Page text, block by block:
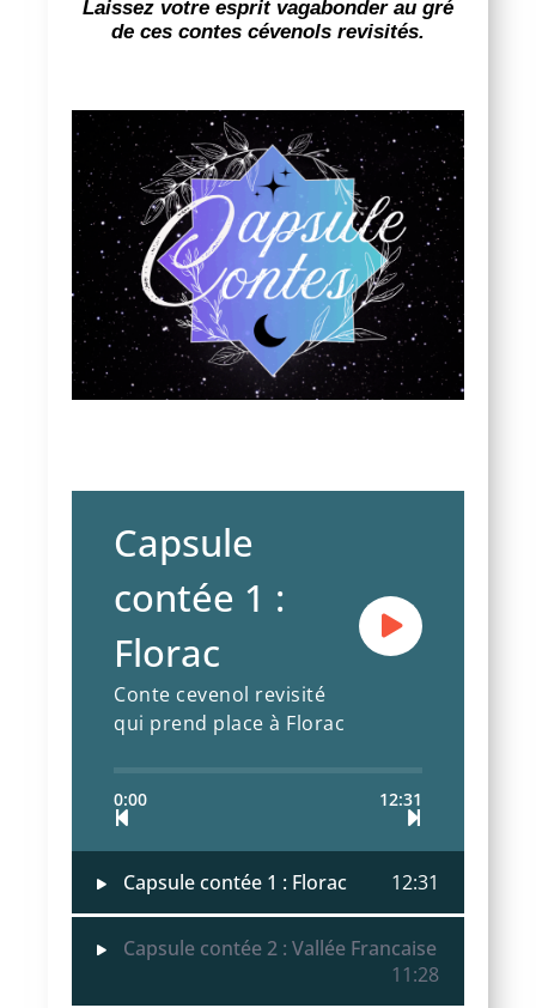
Laissez votre esprit vagabonder au gré
de ces contes cévenols revisités.
Capsule
contée 1 :
Florac
Conte cevenol revisité
qui prend place à Florac
0:00 12:31
Capsule contée 1 : Florac 12:31
Capsule contée 2 : Vallée Francaise
11:28